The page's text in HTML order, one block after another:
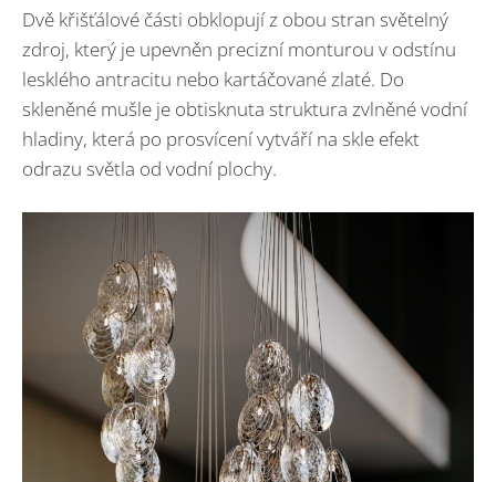
Dvě křišťálové části obklopují z obou stran světelný
zdroj, který je upevněn precizní monturou v odstínu
lesklého antracitu nebo kartáčované zlaté. Do
skleněné mušle je obtisknuta struktura zvlněné vodní
hladiny, která po prosvícení vytváří na skle efekt
odrazu světla od vodní plochy.